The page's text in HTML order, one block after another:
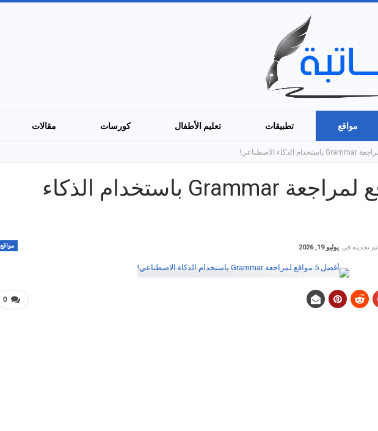
مواقع تطبيقات تعليم الأطفال كورسات مقالات
أفضل 5 مواقع لمراجعة Grammar باستخدام الذكاء
مواقع تم تحديثه في يوليو 19, 2026
0